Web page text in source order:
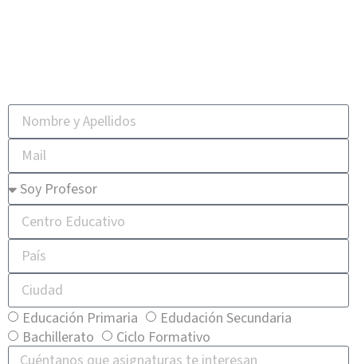
Educación Primaria
Edudación Secundaria
Bachillerato
Ciclo Formativo